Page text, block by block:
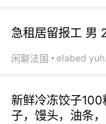
急租居留报工 男
闲聊法国
新鲜冷冻饺子
子，馒头，油条